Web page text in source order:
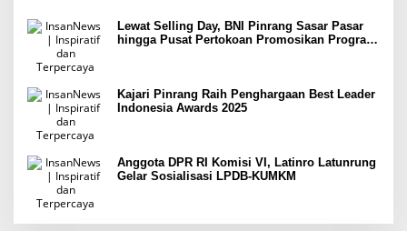
Lewat Selling Day, BNI Pinrang Sasar Pasar
hingga Pusat Pertokoan Promosikan Program
Kajari Pinrang Raih Penghargaan Best Leader
Indonesia Awards 2025
Anggota DPR RI Komisi VI, Latinro Latunrung
Gelar Sosialisasi LPDB-KUMKM